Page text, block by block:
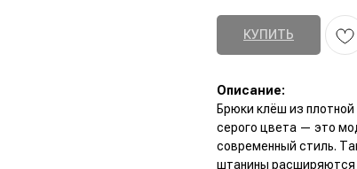
КУПИТЬ
Описание:
Брюки клёш из
серого цвета — это
современный стиль.
штанины расширяются